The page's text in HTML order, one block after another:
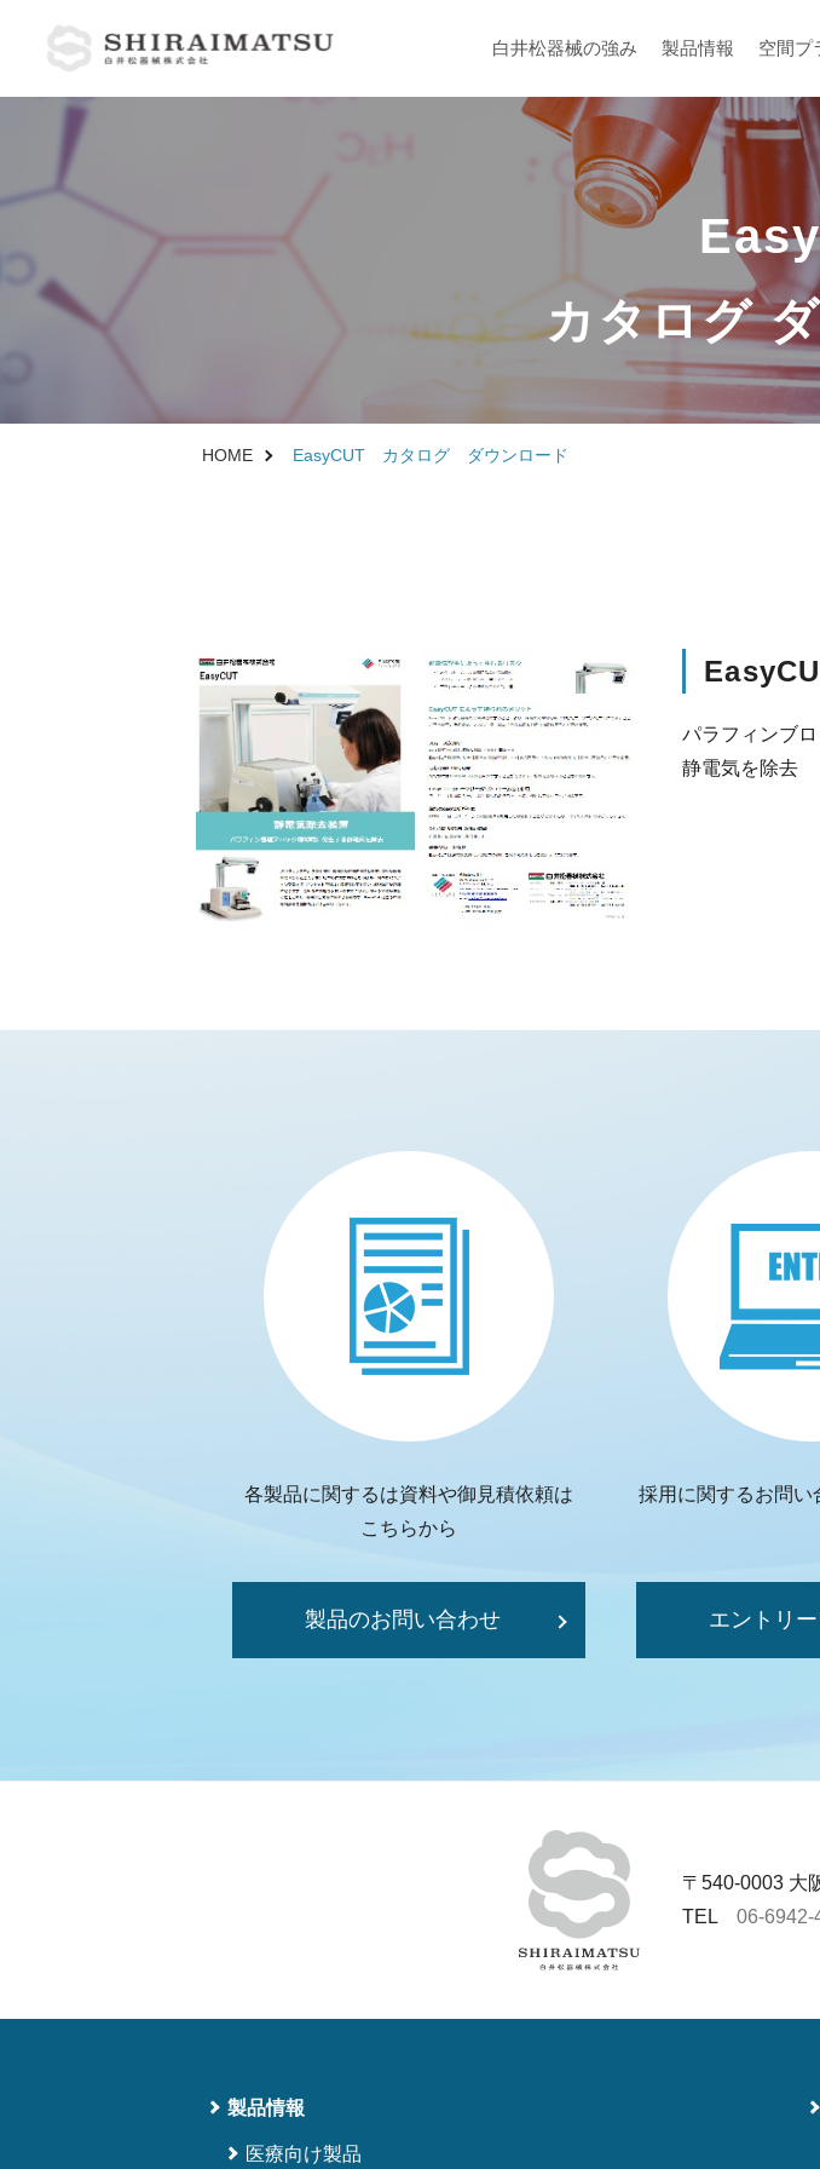
白井松器械の強み 製品情報 空間プ
カタログ
臨床分野
プライバシーポリシー
サイトマップ
HOME EasyCUT カタログ ダウンロード
パラフィンブ
静電気を除去
各製品に関するは資料や御見積依頼は
こちらから
製品のお問い合わせ
採用に関するお問い
エントリ
〒540-0003 大
TEL
製品情報
医療向け製品